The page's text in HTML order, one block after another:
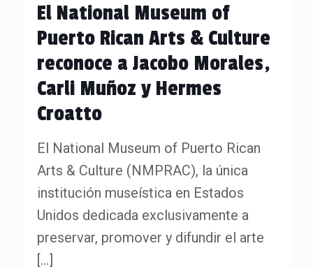
El National Museum of
Puerto Rican Arts & Culture
reconoce a Jacobo Morales,
Carli Muñoz y Hermes
Croatto
El National Museum of Puerto Rican
Arts & Culture (NMPRAC), la única
institución museística en Estados
Unidos dedicada exclusivamente a
preservar, promover y difundir el arte
[…]